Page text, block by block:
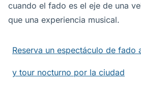
cuando el fado es el eje de una
que una experiencia musical.
Reserva un espectáculo de fado
y tour nocturno por la ciudad